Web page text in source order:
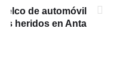
de automóvil
heridos en Anta